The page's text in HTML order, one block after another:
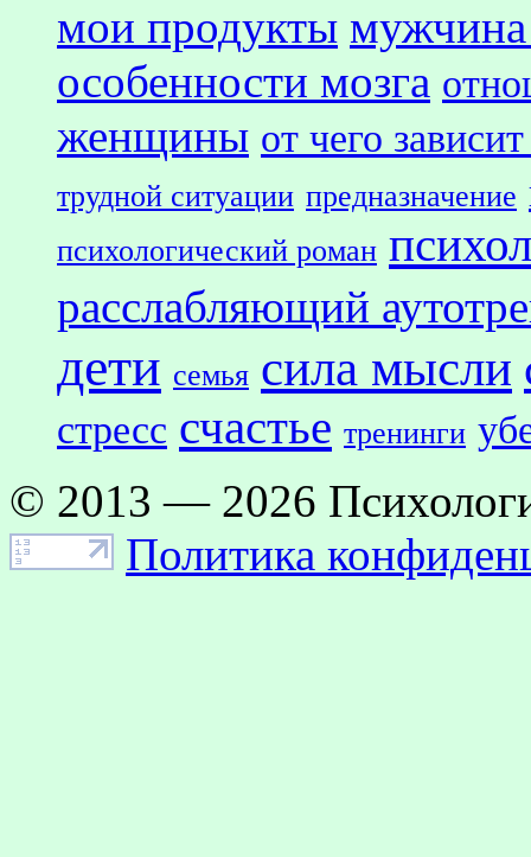
мои продукты
особенности мозга
женщины от чего
трудной ситуации предназначение
психологический роман
расслабляющий
дети семья сила мысли
стресс счастье тренинги
© 2013 — 2026
Политика